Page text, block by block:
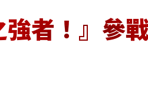
強者！』參